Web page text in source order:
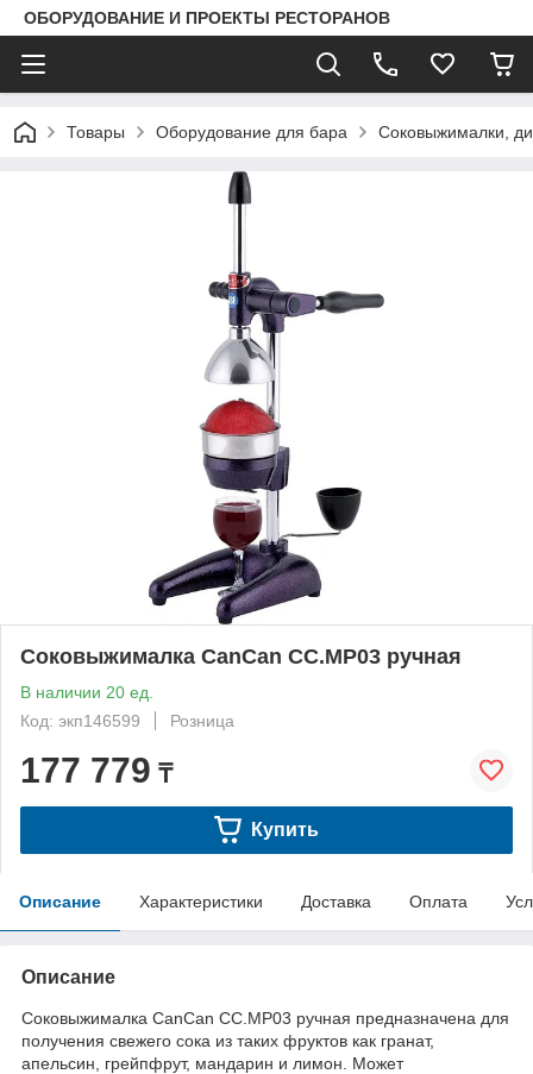
ОБОРУДОВАНИЕ И ПРОЕКТЫ РЕСТОРАНОВ
Товары Оборудование для бара Соковыжималки,
Соковыжималка CanCan CC.MP03 ручная
В наличии 20 ед.
Код: экп146599
Розница
177 779 ₸
Купить
Описание Характеристики Доставка Оплата
Описание
Соковыжималка CanCan CC.MP03 ручная предназначена для
получения свежего сока из таких фруктов как гранат,
апельсин, грейпфрут, мандарин и лимон. Может